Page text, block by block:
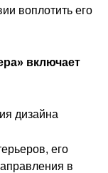
воплотить его
включает
дизайна
его
в